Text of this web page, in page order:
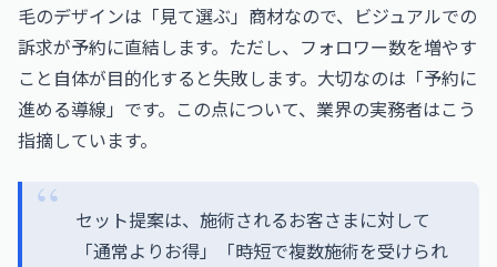
毛のデザインは「見て選ぶ」商材なので、ビジュアルでの
訴求が予約に直結します。ただし、フォロワー数を増やす
こと自体が目的化すると失敗します。大切なのは「予約に
進める導線」です。この点について、業界の実務者はこう
指摘しています。
セット提案は、施術されるお客さまに対して
「通常よりお得」「時短で複数施術を受けられ